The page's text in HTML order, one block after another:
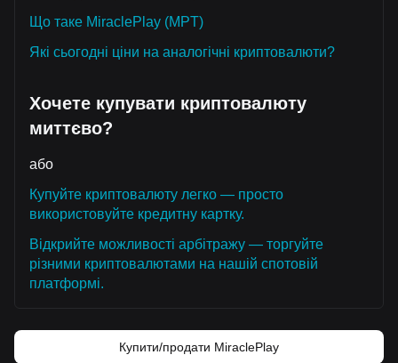
Що таке MiraclePlay (MPT)
Які сьогодні ціни на аналогічні криптовалюти?
Хочете купувати криптовалюту
миттєво?
або
Купуйте криптовалюту легко — просто
використовуйте кредитну картку.
Відкрийте можливості арбітражу — торгуйте
різними криптовалютами на нашій спотовій
платформі.
Купити/продати MiraclePlay